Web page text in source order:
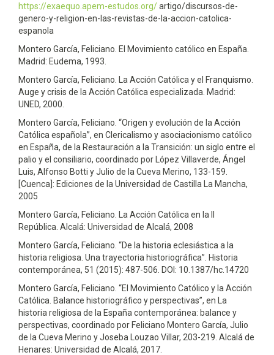
https://exaequo.apem-estudos.org/artigo/discursos-de-
genero-y-religion-en-las-revistas-de-la-accion-catolica-
espanola
Montero García, Feliciano. El Movimiento católico en España.
Madrid: Eudema, 1993.
Montero García, Feliciano. La Acción Católica y el Franquismo.
Auge y crisis de la Acción Católica especializada. Madrid:
UNED, 2000.
Montero García, Feliciano. “Origen y evolución de la Acción
Católica española”, en Clericalismo y asociacionismo católico
en España, de la Restauración a la Transición: un siglo entre el
palio y el consiliario, coordinado por López Villaverde, Ángel
Luis, Alfonso Botti y Julio de la Cueva Merino, 133-159.
[Cuenca]: Ediciones de la Universidad de Castilla La Mancha,
2005
Montero García, Feliciano. La Acción Católica en la II
República. Alcalá: Universidad de Alcalá, 2008
Montero García, Feliciano. “De la historia eclesiástica a la
historia religiosa. Una trayectoria historiográfica”. Historia
contemporánea, 51 (2015): 487-506. DOI: 10.1387/hc.14720
Montero García, Feliciano. “El Movimiento Católico y la Acción
Católica. Balance historiográfico y perspectivas”, en La
historia religiosa de la España contemporánea: balance y
perspectivas, coordinado por Feliciano Montero García, Julio
de la Cueva Merino y Joseba Louzao Villar, 203-219. Alcalá de
Henares: Universidad de Alcalá, 2017.